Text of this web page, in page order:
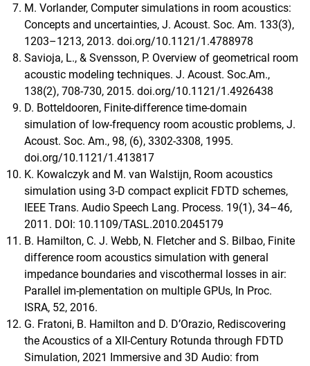
M. Vorlander, Computer simulations in room acoustics:
Concepts and uncertainties, J. Acoust. Soc. Am. 133(3),
1203–1213, 2013. doi.org/10.1121/1.4788978
Savioja, L., & Svensson, P. Overview of geometrical room
acoustic modeling techniques. J. Acoust. Soc.Am.,
138(2), 708-730, 2015. doi.org/10.1121/1.4926438
D. Botteldooren, Finite-difference time-domain
simulation of low-frequency room acoustic problems, J.
Acoust. Soc. Am., 98, (6), 3302-3308, 1995.
doi.org/10.1121/1.413817
K. Kowalczyk and M. van Walstijn, Room acoustics
simulation using 3-D compact explicit FDTD schemes,
IEEE Trans. Audio Speech Lang. Process. 19(1), 34–46,
2011. DOI: 10.1109/TASL.2010.2045179
B. Hamilton, C. J. Webb, N. Fletcher and S. Bilbao, Finite
difference room acoustics simulation with general
impedance boundaries and viscothermal losses in air:
Parallel im-plementation on multiple GPUs, In Proc.
ISRA, 52, 2016.
G. Fratoni, B. Hamilton and D. D’Orazio, Rediscovering
the Acoustics of a XII-Century Rotunda through FDTD
Simulation, 2021 Immersive and 3D Audio: from